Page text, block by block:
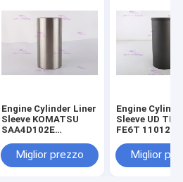
Engine Cylinder Liner
Sleeve KOMATSU
SAA4D102E
29-2110 DIA 102 mm
Miglior prezzo
Engine
Sleeve UD
FE6T 11012-
Miglior